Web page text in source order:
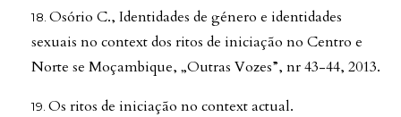
Osório C., Identidades de género e identidades
sexuais no context dos ritos de iniciação no Centro e
Norte se Moçambique, „Outras Vozes”, nr 43-44, 2013.
Os ritos de iniciação no context actual.